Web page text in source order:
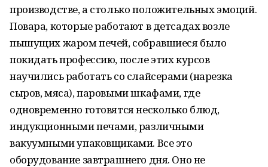
производстве, а столько положительных эмоций.
Повара, которые работают в детсадах возле
пышущих жаром печей, собравшиеся было
покидать профессию, после этих курсов
научились работать со слайсерами (нарезка
сыров, мяса), паровыми шкафами, где
одновременно готовятся несколько блюд,
индукционными печами, различными
вакуумными упаковщиками. Все это
оборудование завтрашнего дня. Оно не